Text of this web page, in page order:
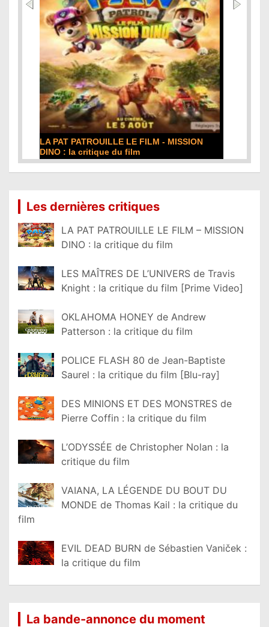
DE LA COMÉDIE-FRANÇAISE : la critique du
film
Les dernières critiques
LA PAT PATROUILLE LE FILM – MISSION
DINO : la critique du film
LES MAÎTRES DE L’UNIVERS de Travis
Knight : la critique du film [Prime Video]
OKLAHOMA HONEY de Andrew
Patterson : la critique du film
POLICE FLASH 80 de Jean-Baptiste
Saurel : la critique du film [Blu-ray]
DES MINIONS ET DES MONSTRES de
Pierre Coffin : la critique du film
L’ODYSSÉE de Christopher Nolan : la
critique du film
VAIANA, LA LÉGENDE DU BOUT DU
MONDE de Thomas Kail : la critique du
film
EVIL DEAD BURN de Sébastien Vaniček :
la critique du film
La bande-annonce du moment